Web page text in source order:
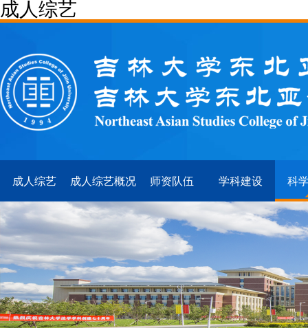
成人综艺
成人综艺 成人综艺概况 师资队伍 学科建设 科